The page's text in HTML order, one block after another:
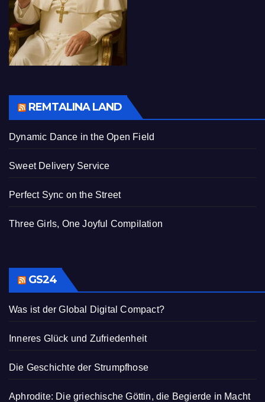
REMTALINA LAND
Dynamic Dance in the Open Field
Sweet Delivery Service
Perfect Sync on the Street
Three Girls, One Joyful Compilation
GS24
Was ist der Global Digital Compact?
Inneres Glück und Zufriedenheit
Die Geschichte der Strumpfhose
Aphrodite: Die griechische Göttin, die Begierde in Macht